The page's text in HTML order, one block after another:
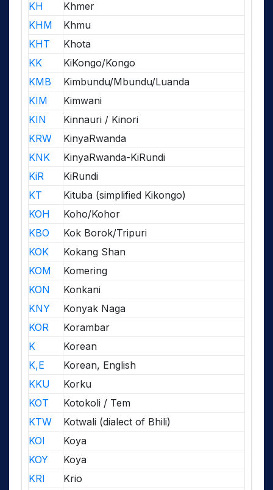
KH
Khmer
KHM
Khmu
KHT
Khota
KK
KiKongo/Kongo
KMB
Kimbundu/Mbundu/Luanda
KIM
Kimwani
KIN
Kinnauri / Kinori
KRW
KinyaRwanda
KNK
KinyaRwanda-KiRundi
KiR
KiRundi
KT
Kituba (simplified Kikongo)
KOH
Koho/Kohor
KBO
Kok Borok/Tripuri
KOK
Kokang Shan
KOM
Komering
KON
Konkani
KNY
Konyak Naga
KOR
Korambar
K
Korean
K,E
Korean, English
KKU
Korku
KOT
Kotokoli / Tem
KTW
Kotwali (dialect of Bhili)
KOI
Koya
KOY
Koya
KRI
Krio